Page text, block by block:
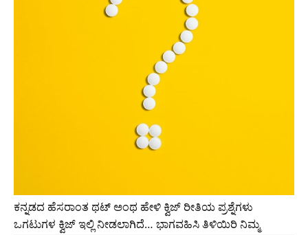
ಕನ್ನಡದ ಹೆಸರಾಂತ ಥಟ್ ಅಂಥ ಹೇಳಿ ಕ್ವಿಜ್ ರೀತಿಯ ಪ್ರಶ್ನೆಗಳು
ಒಗಟುಗಳ ಕ್ವಿಜ್ ಇಲ್ಲಿ ನೀಡಲಾಗಿದೆ… ಭಾಗವಹಿಸಿ ತಿಳಿಯಿರಿ ನಿಮ್ಮ